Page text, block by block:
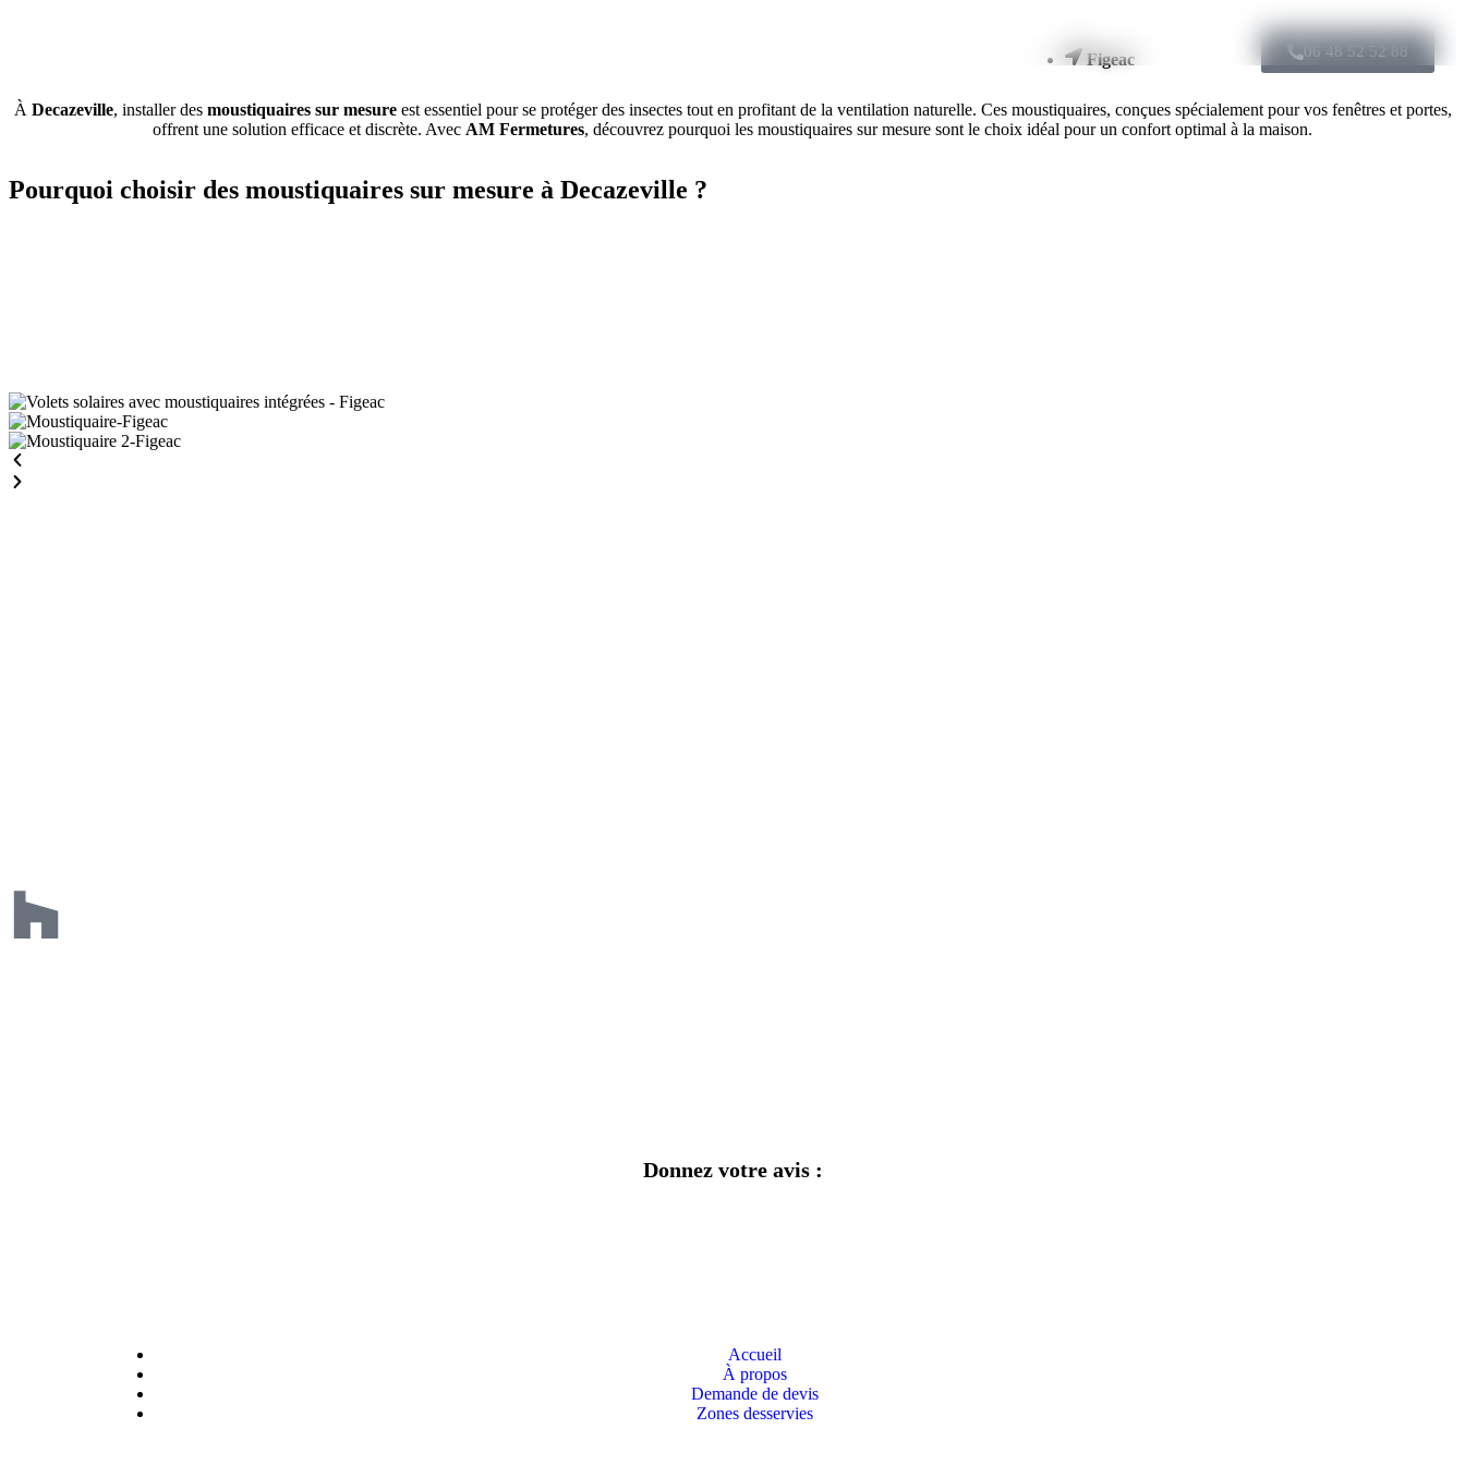
Figeac 06 48 52 52 88
À Decazeville, installer des moustiquaires sur mesureest essentiel pour se protéger des insectes tout en profitant de la ventilation naturelle. Ces moustiquaires, conçues spécialement pour vos fenêtres et portes,
offrent une solution efficace et discrète. Avec AM Fermetures, découvrez pourquoi les moustiquaires sur mesure sont le choix idéal pour un confort optimal à la maison.
Pourquoi choisir des moustiquaires sur mesure à Decazeville ?
Donnez votre avis :
Accueil
À propos
Demande de devis
Zones desservies